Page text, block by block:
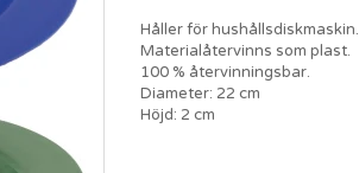
Håller för hushållsdiskmaskin.
Materialåtervinns som plast.
100 % återvinningsbar.
Diameter: 22 cm
Höjd: 2 cm